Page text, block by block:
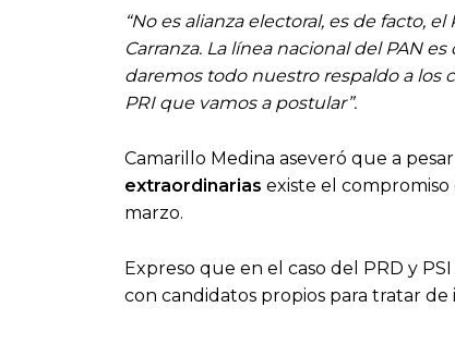
“No es alianza electoral, es de facto,
Carranza. La línea nacional del PAN
daremos todo nuestro respaldo a los
PRI que vamos a postular”.
Camarillo Medina aseveró que a
extraordinarias existe el
marzo.
Expreso que en el caso del PRD y
con candidatos propios para tratar